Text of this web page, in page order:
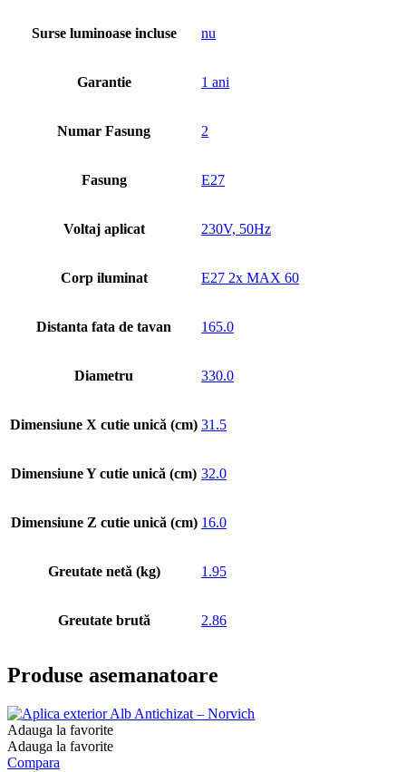
Surse luminoase incluse nu
Garantie 1 ani
Numar Fasung 2
Fasung E27
Voltaj aplicat 230V, 50Hz
Corp iluminat E27 2x MAX 60
Distanta fata de tavan 165.0
Diametru 330.0
Dimensiune X cutie unică (cm) 31.5
Dimensiune Y cutie unică (cm) 32.0
Dimensiune Z cutie unică (cm) 16.0
Greutate netă (kg) 1.95
Greutate brută 2.86
Produse asemanatoare
Adauga la favorite
Adauga la favorite
Compara